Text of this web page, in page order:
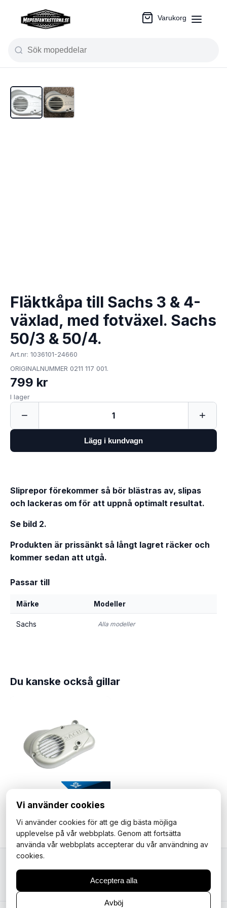
Varukorg
Fläktkåpa till Sachs 3 & 4-
växlad, med fotväxel. Sachs
50/3 & 50/4.
Art.nr: 1036101-24660
ORIGINALNUMMER 0211 117 001.
799 kr
I lager
− 1 +
Lägg i kundvagn
Sliprepor förekommer så bör blästras av, slipas
och lackeras om för att uppnå optimalt resultat.
Se bild 2.
Produkten är prissänkt så långt lagret räcker och
kommer sedan att utgå.
Passar till
Märke Modeller
Sachs Alla modeller
Du kanske också gillar
Fläktkåpa till Sachs 3 & 4-växlad, med fotväxel. Sachs 50/3 & 50/4.
979 kr
Mopedfantasterna
Vi använder cookies
Vi använder cookies för att ge dig bästa möjliga
upplevelse på vår webbplats. Genom att fortsätta
använda vår webbplats accepterar du vår användning av
cookies.
Acceptera alla
Avböj